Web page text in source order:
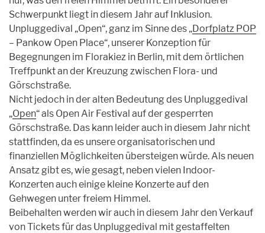
Schwerpunkt liegt in diesem Jahr auf Inklusion.
Unpluggedival „Open“, ganz im Sinne des „Dorfplatz POP
– Pankow Open Place“, unserer Konzeption für
Begegnungen im Florakiez in Berlin, mit dem örtlichen
Treffpunkt an der Kreuzung zwischen Flora- und
Görschstraße.
Nicht jedoch in der alten Bedeutung des Unpluggedival
„Open“ als Open Air Festival auf der gesperrten
Görschstraße. Das kann leider auch in diesem Jahr nicht
stattfinden, da es unsere organisatorischen und
finanziellen Möglichkeiten übersteigen würde. Als neuen
Ansatz gibt es, wie gesagt, neben vielen Indoor-
Konzerten auch einige kleine Konzerte auf den
Gehwegen unter freiem Himmel.
Beibehalten werden wir auch in diesem Jahr den Verkauf
von Tickets für das Unpluggedival mit gestaffelten